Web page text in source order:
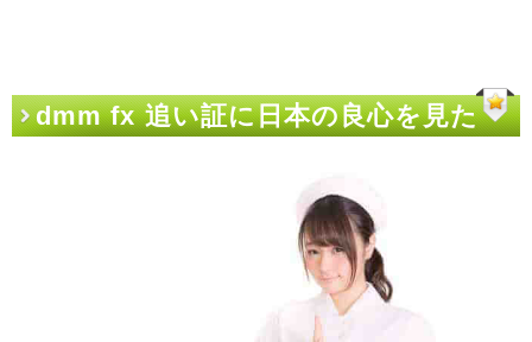
dmm fx 追い証に日本の良心を見た